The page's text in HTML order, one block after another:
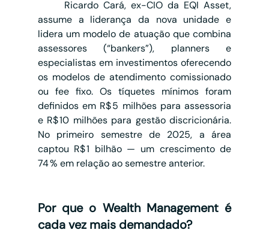
assume a liderança da nova unidade e
lidera um modelo de atuação que combina
assessores (“bankers”), planners e
especialistas em investimentos oferecendo
os modelos de atendimento comissionado
ou fee fixo. Os tíquetes mínimos foram
definidos em R$ 5 milhões para assessoria
e R$ 10 milhões para gestão discricionária.
No primeiro semestre de 2025, a área
captou R$ 1 bilhão — um crescimento de
74 % em relação ao semestre anterior.
Por que o Wealth Management é
cada vez mais demandado?